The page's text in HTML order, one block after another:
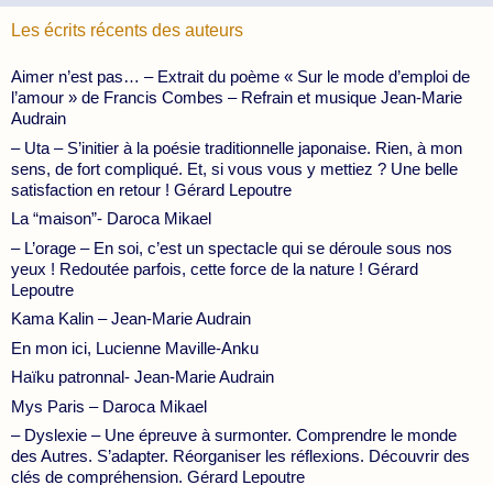
Les écrits récents des auteurs
Aimer n’est pas… – Extrait du poème « Sur le mode d’emploi de
l’amour » de Francis Combes – Refrain et musique Jean-Marie
Audrain
– Uta – S’initier à la poésie traditionnelle japonaise. Rien, à mon
sens, de fort compliqué. Et, si vous vous y mettiez ? Une belle
satisfaction en retour ! Gérard Lepoutre
La “maison”- Daroca Mikael
– L’orage – En soi, c’est un spectacle qui se déroule sous nos
yeux ! Redoutée parfois, cette force de la nature ! Gérard
Lepoutre
Kama Kalin – Jean-Marie Audrain
En mon ici, Lucienne Maville-Anku
Haïku patronnal- Jean-Marie Audrain
Mys Paris – Daroca Mikael
– Dyslexie – Une épreuve à surmonter. Comprendre le monde
des Autres. S’adapter. Réorganiser les réflexions. Découvrir des
clés de compréhension. Gérard Lepoutre